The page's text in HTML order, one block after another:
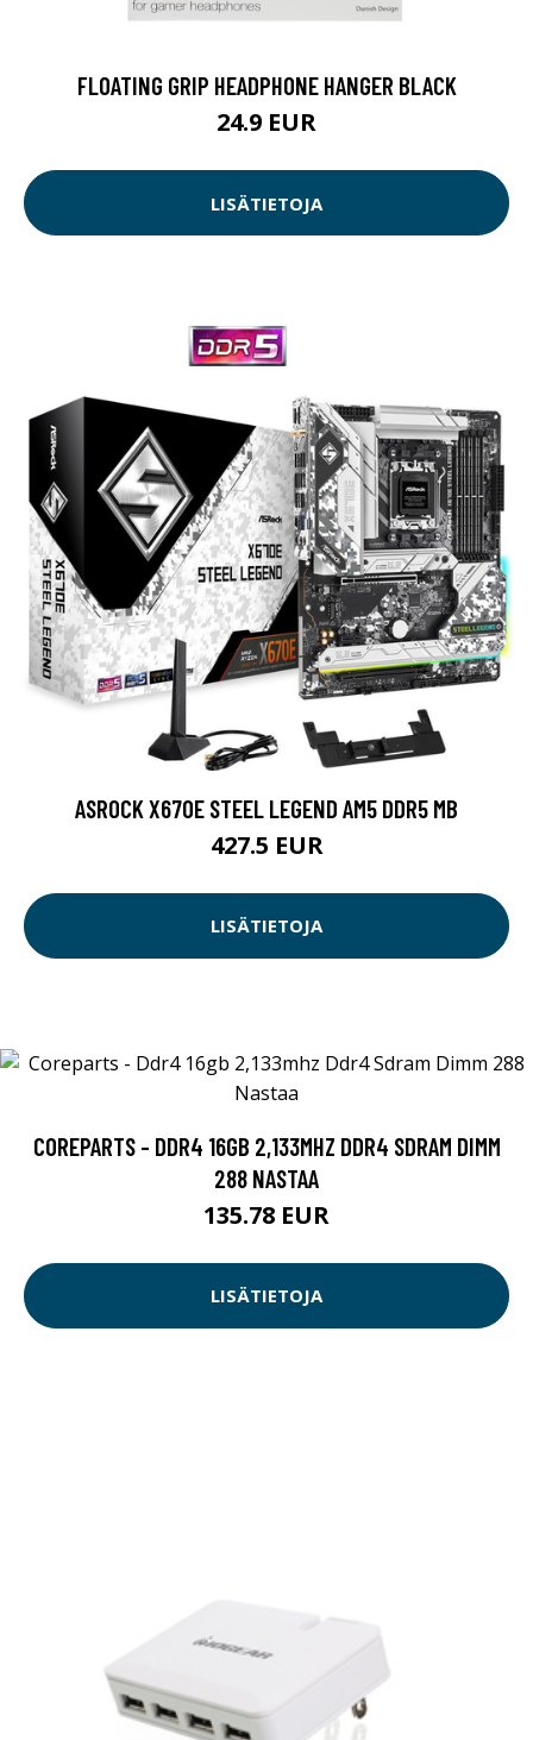
FLOATING GRIP HEADPHONE HANGER BLACK
24.9 EUR
LISÄTIETOJA
ASROCK X670E STEEL LEGEND AM5 DDR5 MB
427.5 EUR
LISÄTIETOJA
COREPARTS - DDR4 16GB 2,133MHZ DDR4 SDRAM DIMM
288 NASTAA
135.78 EUR
LISÄTIETOJA